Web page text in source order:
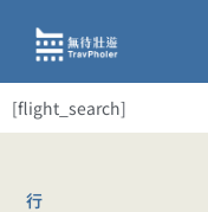
要
內[flight_search]
行